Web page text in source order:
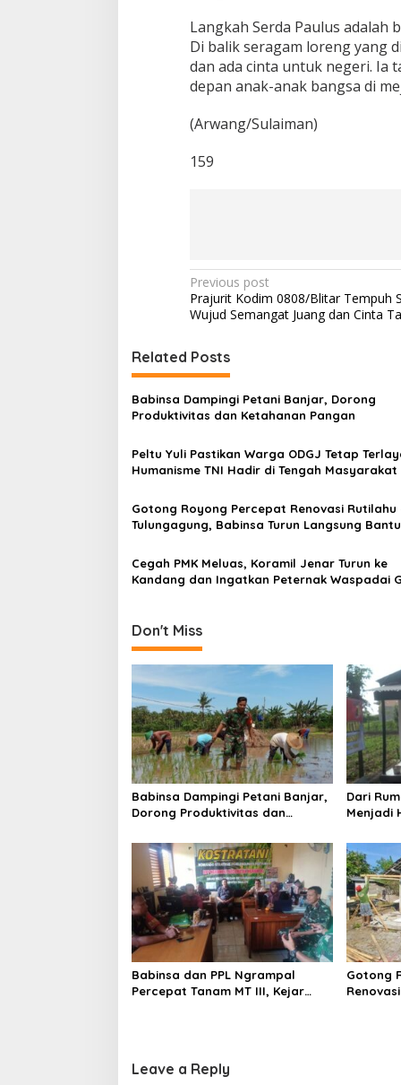
Langkah Serda Paulus adalah
Di balik seragam loreng yang
dan ada cinta untuk negeri. Ia
depan anak-anak bangsa di
(Arwang/Sulaiman)
159
P
o
t
n
a
i
a
t
i
o
Previous post
Prajurit Kodim 0808/Blitar Tempuh
Wujud Semangat Juang dan Cinta
Related Posts
Babinsa Dampingi Petani Banjar, Dorong
Produktivitas dan Ketahanan Pangan
Peltu Yuli Pastikan Warga ODGJ Tetap
Humanisme TNI Hadir di Tengah Masyarakat
Gotong Royong Percepat Renovasi Rutilahu
Tulungagung, Babinsa Turun Langsung Bantu
Cegah PMK Meluas, Koramil Jenar Turun ke
Kandang dan Ingatkan Peternak Waspadai
Don't Miss
Babinsa Dampingi Petani Banjar,
Dorong Produktivitas dan
Dari
Menjadi
Ibu Feri
Babinsa dan PPL Ngrampal
Percepat Tanam MT III, Kejar
Gotong
Leave a Reply